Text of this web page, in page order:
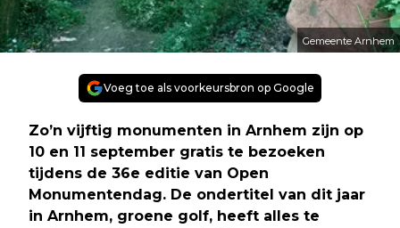
Gemeente Arnhem
Voeg toe als voorkeursbron op Google
Zo’n vijftig monumenten in Arnhem zijn op
10 en 11 september gratis te bezoeken
tijdens de 36e editie van Open
Monumentendag. De ondertitel van dit jaar
in Arnhem, groene golf, heeft alles te